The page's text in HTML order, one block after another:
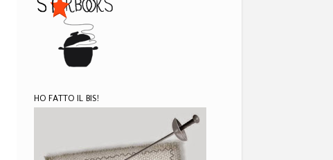
HO FATTO IL BIS!